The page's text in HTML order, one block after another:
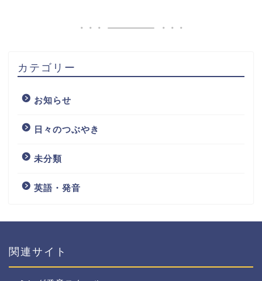
カテゴリー
お知らせ
日々のつぶやき
未分類
英語・発音
関連サイト